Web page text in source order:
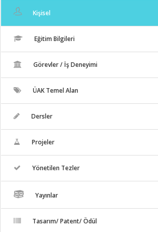
Kişisel
Eğitim Bilgileri
Görevler / İş Deneyimi
ÜAK Temel Alan
Dersler
Projeler
Yönetilen Tezler
Yayınlar
Tasarım/ Patent/ Ödül